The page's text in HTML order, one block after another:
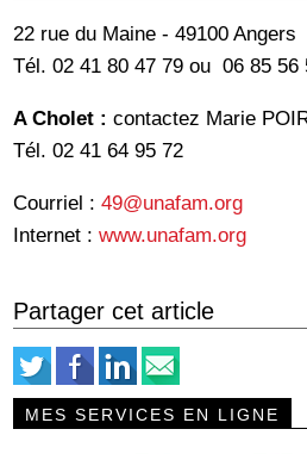
22 rue du Maine - 49100 Angers
Tél. 02 41 80 47 79 ou 06 85 56
A Cholet : contactez Marie
Tél. 02 41 64 95 72
Courriel :49@unafam.org
Internet :www.unafam.org
Partager cet article
MES SERVICES EN LIGNE